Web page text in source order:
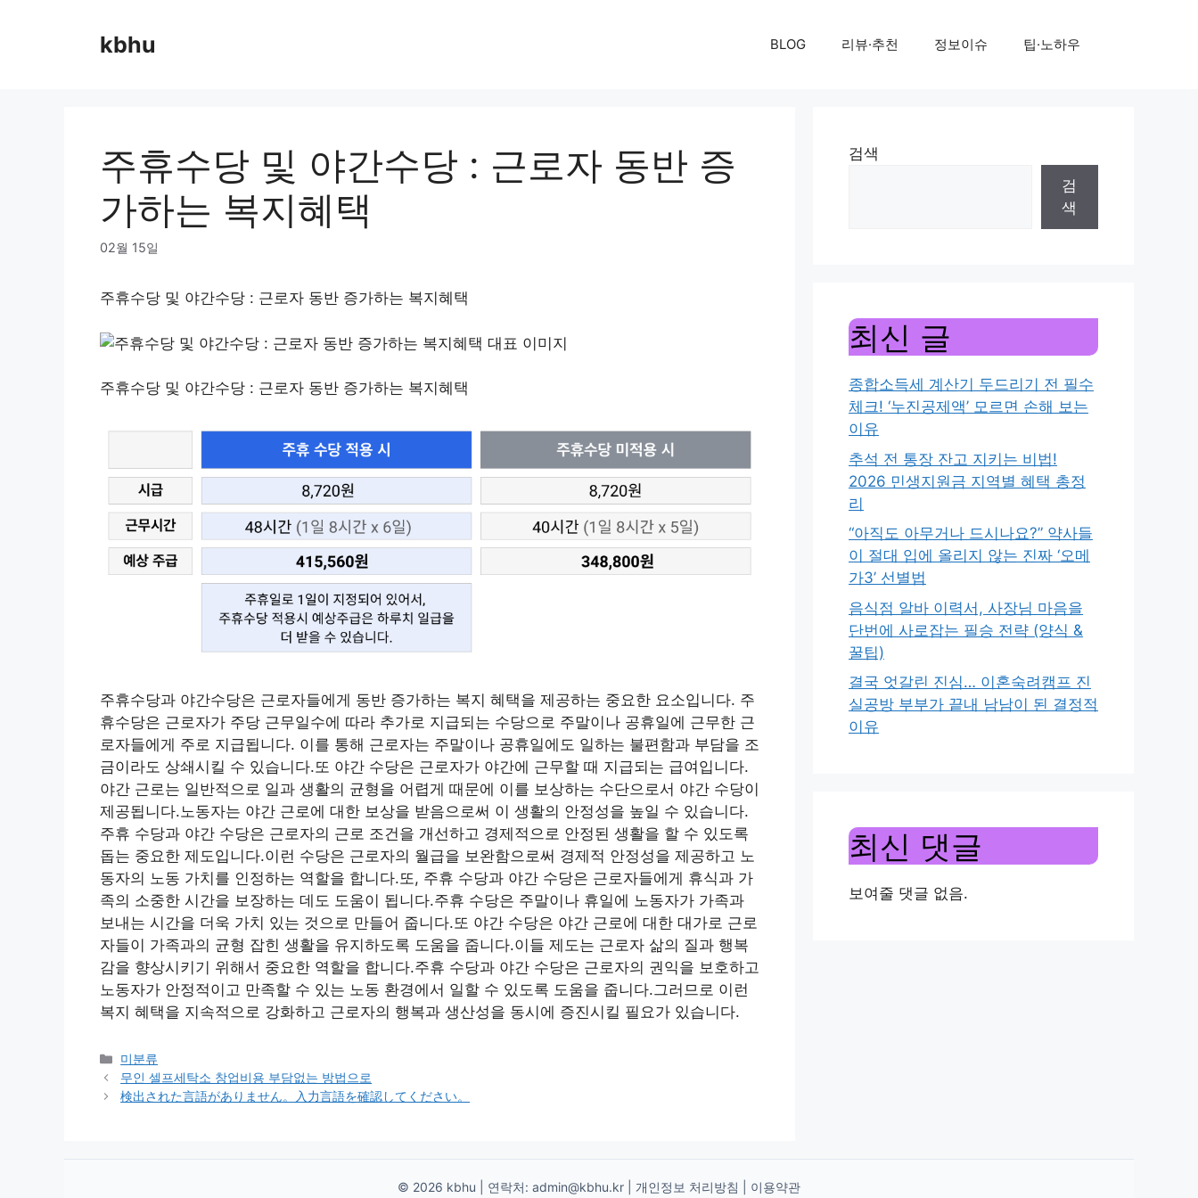
kbhu BLOG 리뷰·추천 정보이슈 팁·노하우
주휴수당 및 야간수당 : 근로자 동반 증
가하는 복지혜택
02월 15일
주휴수당 및 야간수당 : 근로자 동반 증가하는 복지혜택
주휴수당 및 야간수당 : 근로자 동반 증가하는 복지혜택
주휴수당과 야간수당은 근로자들에게 동반 증가하는 복지 혜택을 제공하는 중요한 요소입니다. 주
휴수당은 근로자가 주당 근무일수에 따라 추가로 지급되는 수당으로 주말이나 공휴일에 근무한 근
로자들에게 주로 지급됩니다. 이를 통해 근로자는 주말이나 공휴일에도 일하는 불편함과 부담을 조
금이라도 상쇄시킬 수 있습니다.또 야간 수당은 근로자가 야간에 근무할 때 지급되는 급여입니다.
야간 근로는 일반적으로 일과 생활의 균형을 어렵게 때문에 이를 보상하는 수단으로서 야간 수당이
제공됩니다.노동자는 야간 근로에 대한 보상을 받음으로써 이 생활의 안정성을 높일 수 있습니다.
주휴 수당과 야간 수당은 근로자의 근로 조건을 개선하고 경제적으로 안정된 생활을 할 수 있도록
돕는 중요한 제도입니다.이런 수당은 근로자의 월급을 보완함으로써 경제적 안정성을 제공하고 노
동자의 노동 가치를 인정하는 역할을 합니다.또, 주휴 수당과 야간 수당은 근로자들에게 휴식과 가
족의 소중한 시간을 보장하는 데도 도움이 됩니다.주휴 수당은 주말이나 휴일에 노동자가 가족과
보내는 시간을 더욱 가치 있는 것으로 만들어 줍니다.또 야간 수당은 야간 근로에 대한 대가로 근로
자들이 가족과의 균형 잡힌 생활을 유지하도록 도움을 줍니다.이들 제도는 근로자 삶의 질과 행복
감을 향상시키기 위해서 중요한 역할을 합니다.주휴 수당과 야간 수당은 근로자의 권익을 보호하고
노동자가 안정적이고 만족할 수 있는 노동 환경에서 일할 수 있도록 도움을 줍니다.그러므로 이런
복지 혜택을 지속적으로 강화하고 근로자의 행복과 생산성을 동시에 증진시킬 필요가 있습니다.
Categories
미분류
무인 셀프세탁소 창업비용 부담없는 방법으로
検出された言語がありません。入力言語を確認してください。
검색
검
색
최신 글
종합소득세 계산기 두드리기 전 필수
체크! ‘누진공제액’ 모르면 손해 보는
이유
추석 전 통장 잔고 지키는 비법!
2026 민생지원금 지역별 혜택 총정
리
“아직도 아무거나 드시나요?” 약사들
이 절대 입에 올리지 않는 진짜 ‘오메
가3’ 선별법
음식점 알바 이력서, 사장님 마음을
단번에 사로잡는 필승 전략 (양식 &
꿀팁)
결국 엇갈린 진심… 이혼숙려캠프 진
실공방 부부가 끝내 남남이 된 결정적
이유
최신 댓글
보여줄 댓글 없음.
© 2026 kbhu | 연락처: admin@kbhu.kr 개인정보 처리방침 이용약관